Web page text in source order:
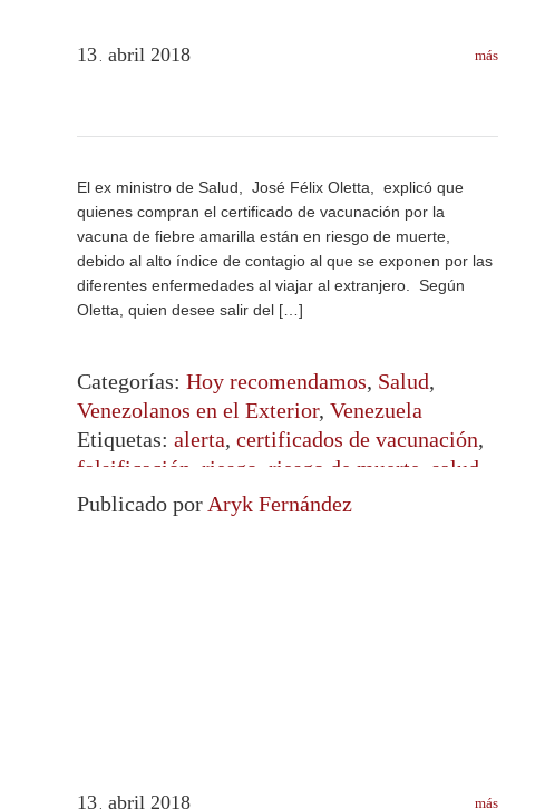
13 abril 2018
El ex ministro de Salud, José Félix Oletta, explicó que
quienes compran el certificado de vacunación por la
vacuna de fiebre amarilla están en riesgo de muerte,
debido al alto índice de contagio al que se exponen por las
diferentes enfermedades al viajar al extranjero. Según
Oletta, quien desee salir del […]
más
Categorías: Hoy recomendamos, Salud,
Venezolanos en el Exterior, Venezuela
Etiquetas: alerta, certificados de vacunación,
falsificación riesgo riesgo de muerte salud
Venezolanos en el exterior,Venezuela
Publicado por Aryk Fernández
13 abril 2018 más